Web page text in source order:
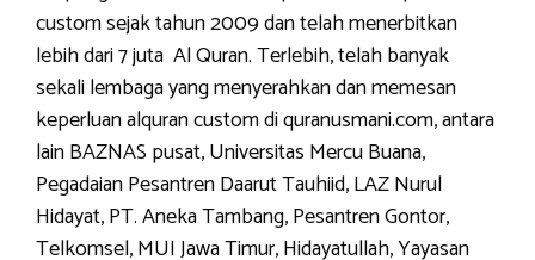
custom sejak tahun 2009 dan telah menerbitkan
lebih dari 7 juta Al Quran. Terlebih, telah banyak
sekali lembaga yang menyerahkan dan memesan
keperluan alquran custom di quranusmani.com, antara
lain BAZNAS pusat, Universitas Mercu Buana,
Pegadaian Pesantren Daarut Tauhiid, LAZ Nurul
Hidayat, PT. Aneka Tambang, Pesantren Gontor,
Telkomsel, MUI Jawa Timur, Hidayatullah, Yayasan